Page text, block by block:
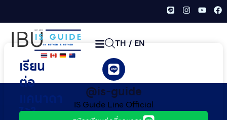
TH / EN
IBU
เรียน
ต่อ
ไว้ใจ
@is-guide
IS Guide Line Official